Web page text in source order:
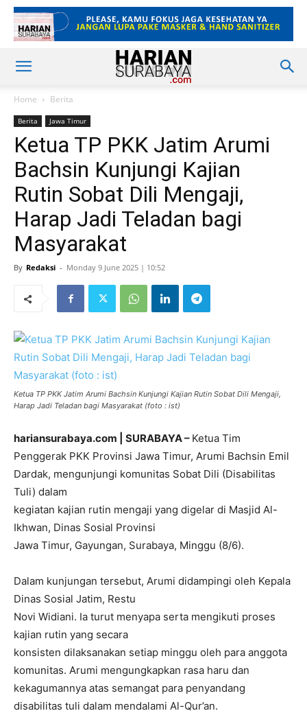
Home Berita
Berita Jawa Timur
Ketua TP PKK Jatim Arumi
Bachsin Kunjungi Kajian
Rutin Sobat Dili Mengaji,
Harap Jadi Teladan bagi
Masyarakat
By Redaksi - Monday 9 June 2025 | 10:52
Ketua TP PKK Jatim Arumi Bachsin Kunjungi Kajian Rutin Sobat Dili Mengaji,
Harap Jadi Teladan bagi Masyarakat (foto : ist)
hariansurabaya.com | SURABAYA – Ketua Tim
Penggerak PKK Provinsi Jawa Timur, Arumi Bachsin Emil
Dardak, mengunjungi komunitas Sobat Dili (Disabilitas
Tuli) dalam
kegiatan kajian rutin mengaji yang digelar di Masjid Al-
Ikhwan, Dinas Sosial Provinsi
Jawa Timur, Gayungan, Surabaya, Minggu (8/6).
Dalam kunjungan tersebut, Arumi didampingi oleh Kepala
Dinas Sosial Jatim, Restu
Novi Widiani. Ia turut menyapa serta mengikuti proses
kajian rutin yang secara
konsisten dilaksanakan setiap minggu oleh para anggota
komunitas. Arumi mengungkapkan rasa haru dan
kekagumannya atas semangat para penyandang
disabilitas tuli dalam mendalami Al-Qur’an.